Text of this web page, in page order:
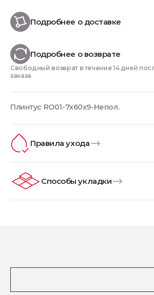
Подробнее о доставке
Подробнее о возврате
Свободный возврат в течение 14 дней
заказа
Плинтус RO01-7x60x9-Непол.
Правила ухода
Способы укладки